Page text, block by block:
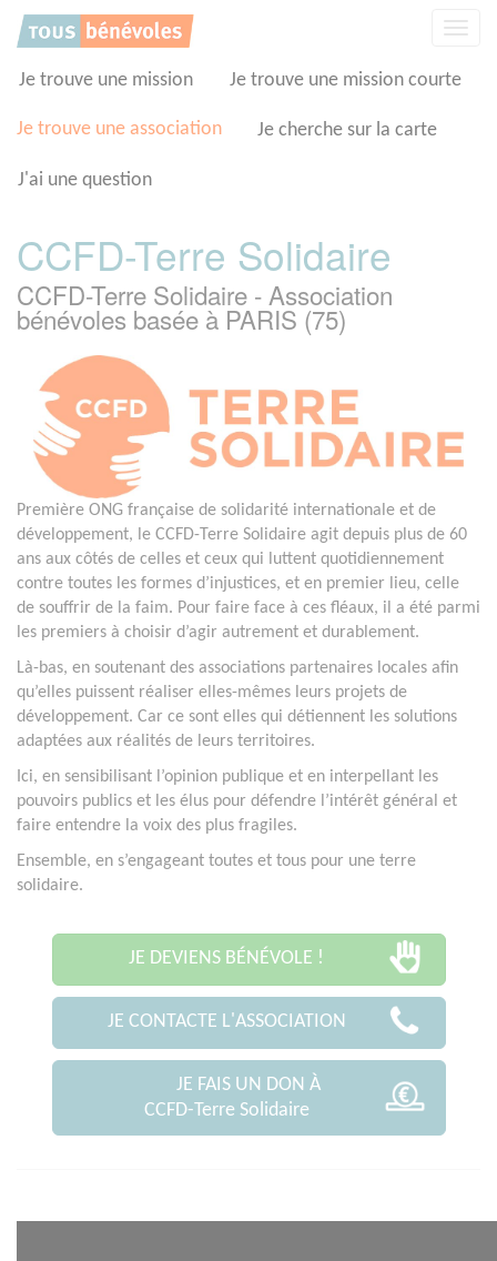
Je trouve une mission Je trouve une mission courte
Je trouve une association Je cherche sur la carte
J'ai une question
CCFD-Terre Solidaire
CCFD-Terre Solidaire - Association
bénévoles basée à PARIS (75)
Première ONG française de solidarité internationale et de
développement, le CCFD-Terre Solidaire agit depuis plus de 60
ans aux côtés de celles et ceux qui luttent quotidiennement
contre toutes les formes d’injustices, et en premier lieu, celle
de souffrir de la faim. Pour faire face à ces fléaux, il a été parmi
les premiers à choisir d’agir autrement et durablement.
Là-bas, en soutenant des associations partenaires locales afin
qu’elles puissent réaliser elles-mêmes leurs projets de
développement. Car ce sont elles qui détiennent les solutions
adaptées aux réalités de leurs territoires.
Ici, en sensibilisant l’opinion publique et en interpellant les
pouvoirs publics et les élus pour défendre l’intérêt général et
faire entendre la voix des plus fragiles.
Ensemble, en s’engageant toutes et tous pour une terre
solidaire.
JE DEVIENS BÉNÉVOLE !
JE CONTACTE L'ASSOCIATION
JE FAIS UN DON À
CCFD-Terre Solidaire
Panneau de gestion des cookies